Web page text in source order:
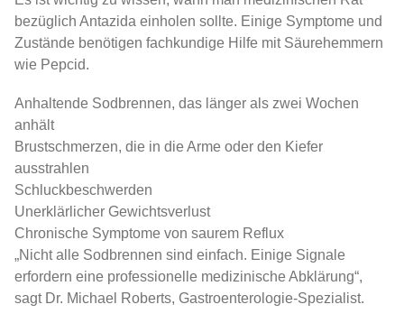
bezüglich Antazida einholen sollte. Einige Symptome und
Zustände benötigen fachkundige Hilfe mit Säurehemmern
wie Pepcid.
Anhaltende Sodbrennen, das länger als zwei Wochen
anhält
Brustschmerzen, die in die Arme oder den Kiefer
ausstrahlen
Schluckbeschwerden
Unerklärlicher Gewichtsverlust
Chronische Symptome von saurem Reflux
„Nicht alle Sodbrennen sind einfach. Einige Signale
erfordern eine professionelle medizinische Abklärung“,
sagt Dr. Michael Roberts, Gastroenterologie-Spezialist.